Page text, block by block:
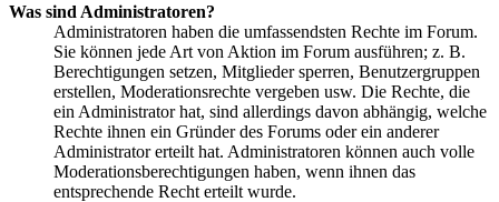
Was sind Administratoren?
Administratoren haben die umfassendsten Rechte im Forum.
Sie können jede Art von Aktion im Forum ausführen; z. B.
Berechtigungen setzen, Mitglieder sperren, Benutzergruppen
erstellen, Moderationsrechte vergeben usw. Die Rechte, die
ein Administrator hat, sind allerdings davon abhängig, welche
Rechte ihnen ein Gründer des Forums oder ein anderer
Administrator erteilt hat. Administratoren können auch volle
Moderationsberechtigungen haben, wenn ihnen das
entsprechende Recht erteilt wurde.